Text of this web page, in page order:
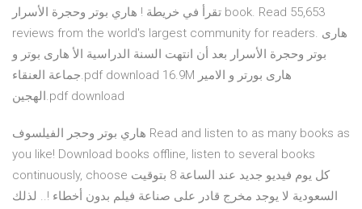
تقرأ في خريطة ! هاري بوتر وحجرة الأسرار book. Read 55,653
reviews from the world's largest community for readers. هارى
بوتر وحجرة الأسرار بعد أن انتهت السنة الدراسية الأ هارى بوتر و
جماعة العنقاء.pdf download 16.9M هارى بورتر و الامير
الهجين.pdf download
هاري بوتر وحجر الفيلسوف Read and listen to as many books as
you like! Download books offline, listen to several books
continuously, choose كل يوم فيديو جديد عند الساعة 8 بتوقيت
السعودية لا يوجد مخرج قادر على صناعة فيلم بدون أخطاء !.. لذلك